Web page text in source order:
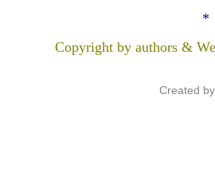
*
Copyright by authors &
Created